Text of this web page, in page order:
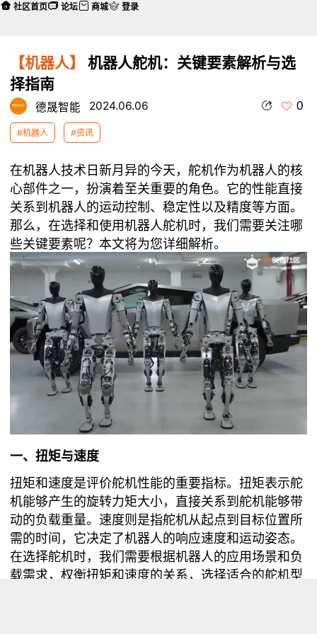
【机器人】
机器人舵机：关键要素解析与选
择指南
德晟智能 2024.06.06 0
#机器人 #资讯
在机器人技术日新月异的今天，舵机作为机器人的核
心部件之一，扮演着至关重要的角色。它的性能直接
关系到机器人的运动控制、稳定性以及精度等方面。
那么，在选择和使用机器人舵机时，我们需要关注哪
些关键要素呢？本文将为您详细解析。
一、扭矩与速度
扭矩和速度是评价舵机性能的重要指标。扭矩表示舵
机能够产生的旋转力矩大小，直接关系到舵机能够带
动的负载重量。速度则是指舵机从起点到目标位置所
需的时间，它决定了机器人的响应速度和运动姿态。
在选择舵机时，我们需要根据机器人的应用场景和负
载需求，权衡扭矩和速度的关系，选择适合的舵机型
社区首页 论坛 商城 登录